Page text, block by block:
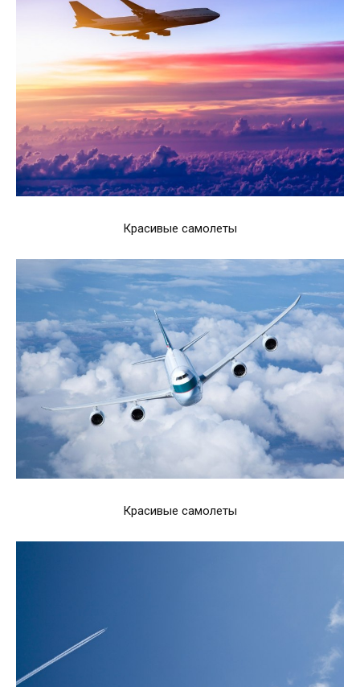
Красивые самолеты
Красивые самолеты